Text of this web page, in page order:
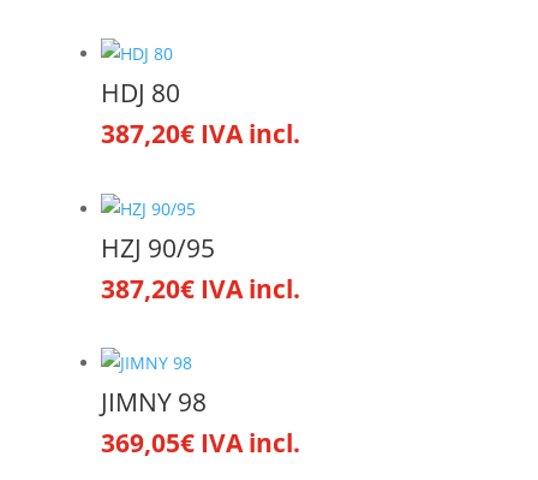
HDJ 80
387,20€ IVA incl.
HZJ 90/95
387,20€ IVA incl.
JIMNY 98
369,05€ IVA incl.